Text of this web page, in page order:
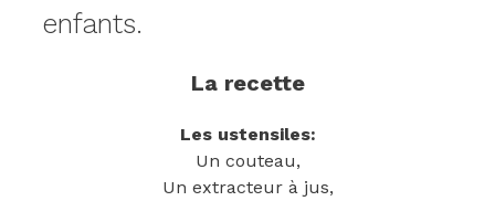
enfants.
La recette
Les ustensiles:
Un couteau,
Un extracteur à jus,